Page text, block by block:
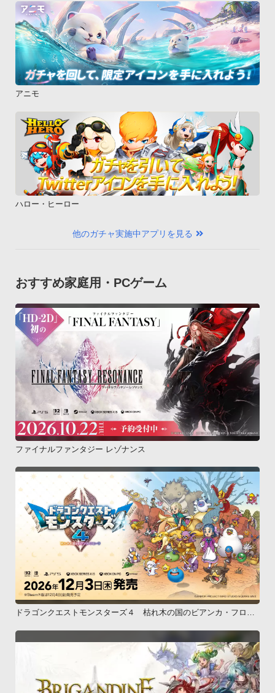
アニモ
ハロー・ヒーロー
他のガチャ実施中アプリを見る
おすすめ家庭用・PCゲーム
ファイナルファンタジー レゾナンス
ドラゴンクエストモンスターズ４ 枯れ木の国のビアンカ・フロー